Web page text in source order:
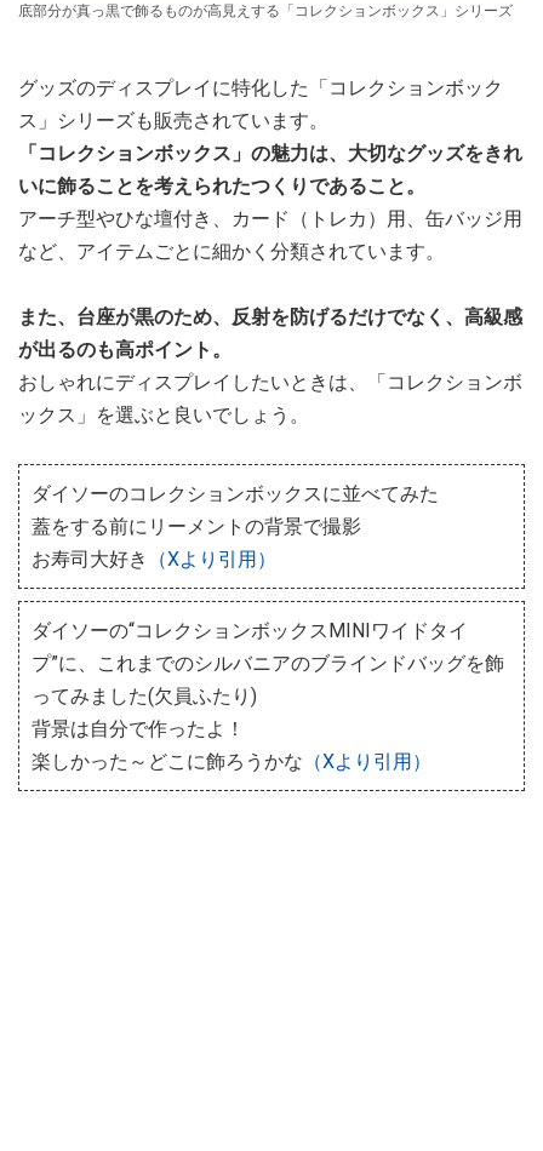
底部分が真っ黒で飾るものが高見えする「コレクションボックス」シリーズ
グッズのディスプレイに特化した「コレクションボック
ス」シリーズも販売されています。
「コレクションボックス」の魅力は、大切なグッズをきれ
いに飾ることを考えられたつくりであること。
アーチ型やひな壇付き、カード（トレカ）用、缶バッジ用
など、アイテムごとに細かく分類されています。
また、台座が黒のため、反射を防げるだけでなく、高級感
が出るのも高ポイント。
おしゃれにディスプレイしたいときは、「コレクションボ
ックス」を選ぶと良いでしょう。
ダイソーのコレクションボックスに並べてみた
蓋をする前にリーメントの背景で撮影
お寿司大好き
（Xより引用）
ダイソーの“コレクションボックスMINIワイドタイ
プ”に、これまでのシルバニアのブラインドバッグを飾
ってみました(欠員ふたり)
背景は自分で作ったよ！
楽しかった～どこに飾ろうかな （Xより引用）